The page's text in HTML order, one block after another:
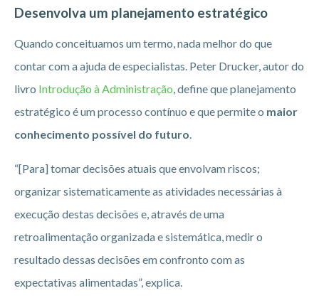
Desenvolva um planejamento estratégico
Quando conceituamos um termo, nada melhor do que
contar com a ajuda de especialistas. Peter Drucker, autor do
livro Introdução à Administração , define que planejamento
estratégico é um processo contínuo e que permite o maior
conhecimento possível do futuro
“[Para] tomar decisões atuais que envolvam riscos;
organizar sistematicamente as atividades necessárias à
execução destas decisões e, através de uma
retroalimentação organizada e sistemática, medir o
resultado dessas decisões em confronto com as
expectativas alimentadas”, explica.